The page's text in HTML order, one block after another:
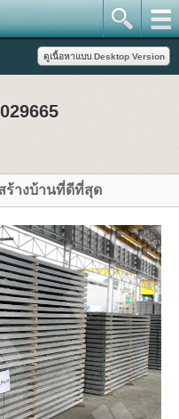
ร้างบ้านที่ดีที่สุด